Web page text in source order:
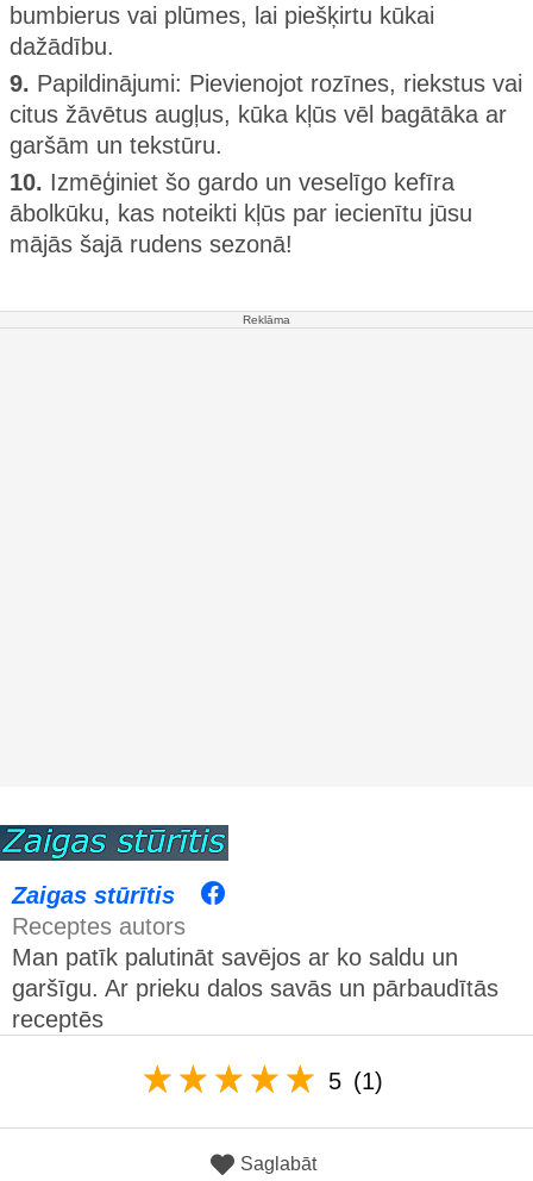
bumbierus vai plūmes, lai piešķirtu kūkai
dažādību.
9. Papildinājumi: Pievienojot rozīnes, riekstus vai
citus žāvētus augļus, kūka kļūs vēl bagātāka ar
garšām un tekstūru.
10. Izmēģiniet šo gardo un veselīgo kefīra
ābolkūku, kas noteikti kļūs par iecienītu jūsu
mājās šajā rudens sezonā!
Reklāma
Zaigas stūrītis
Receptes autors
Man patīk palutināt savējos ar ko saldu un
garšīgu. Ar prieku dalos savās un pārbaudītās
receptēs
5 (1)
Saglabāt